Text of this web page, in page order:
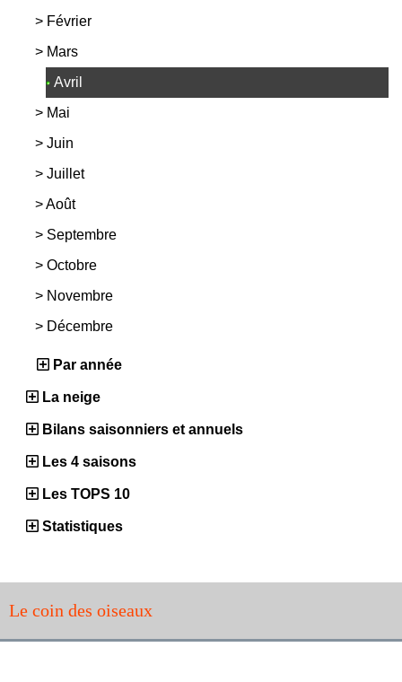
> Février
> Mars
Avril
> Mai
> Juin
> Juillet
>Août
> Septembre
> Octobre
> Novembre
> Décembre
Par année
La neige
Bilans saisonniers et annuels
Les 4 saisons
Les TOPS 10
Statistiques
Le coin des oiseaux